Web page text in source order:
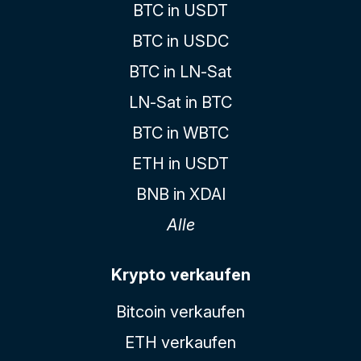
BTC in USDT
BTC in USDC
BTC in LN-Sat
LN-Sat in BTC
BTC in WBTC
ETH in USDT
BNB in XDAI
Alle
Krypto verkaufen
Bitcoin verkaufen
ETH verkaufen